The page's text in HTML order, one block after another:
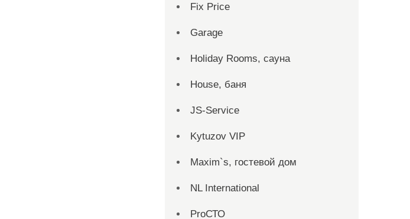
Fix Price
Garage
Holiday Rooms, сауна
House, баня
JS-Service
Kytuzov VIP
Maxim`s, гостевой дом
NL International
ProСТО